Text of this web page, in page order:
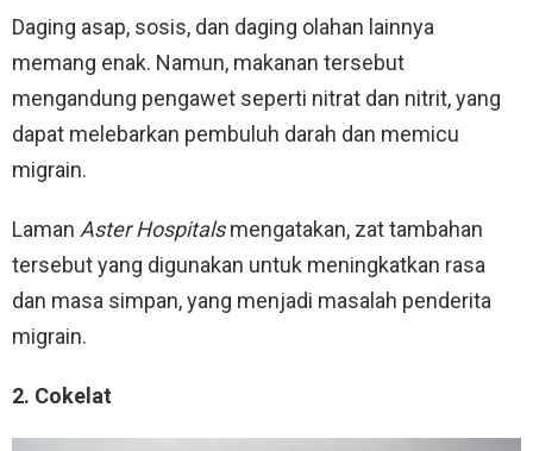
Daging asap, sosis, dan daging olahan lainnya
memang enak. Namun, makanan tersebut
mengandung pengawet seperti nitrat dan nitrit, yang
dapat melebarkan pembuluh darah dan memicu
migrain.
Laman Aster Hospitalsmengatakan, zat tambahan
tersebut yang digunakan untuk meningkatkan rasa
dan masa simpan, yang menjadi masalah penderita
migrain.
2. Cokelat